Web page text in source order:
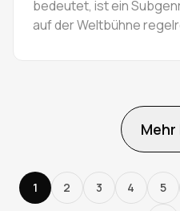
bedeutet, ist ein
auf der Weltbühne
Mehr
1 2 3 4 5